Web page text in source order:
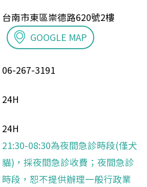
台南市東區崇德路620號2樓
GOOGLE MAP
06-267-3191
24H
24H
21:30-08:30為夜間急診時段(僅犬
貓)，採夜間急診收費；夜間急診
時段，恕不提供辦理一般行政業